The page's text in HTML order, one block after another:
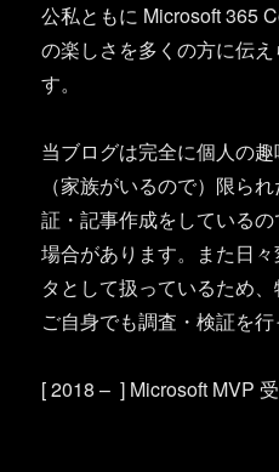
公私ともに Microsoft 365
の楽しさを多くの方に伝
す。
当ブログは完全に個人の趣
（家族がいるので）限ら
証・記事作成をしている
場合があります。また日
タとして扱っているため
ご自身でも調査・検証を行
[ 2018 – ] Microsoft MVP